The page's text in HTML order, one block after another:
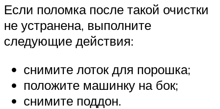
Если поломка после такой очистки
не устранена, выполните
следующие действия:
снимите лоток для порошка;
положите машинку на бок;
снимите поддон.